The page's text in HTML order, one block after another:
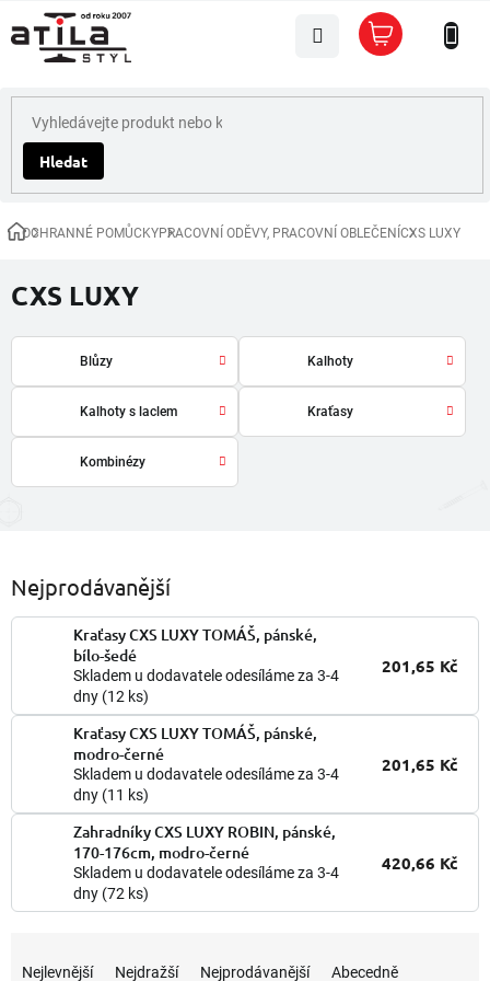
na
obsah
Hledat
Nákupní
košík
DomůOCHRANNÉ POMŮCKYPRACOVNÍ ODĚVY, PRACOVNÍ OBLEČENÍCXS LUXY
CXS LUXY
Blůzy Kalhoty
Kalhoty s laclem Kraťasy
Kombinézy
Nejprodávanější
Kraťasy CXS LUXY TOMÁŠ, pánské,
bílo-šedé
Skladem u dodavatele odesíláme za 3-4
dny (12 ks)
201,65 Kč
Kraťasy CXS LUXY TOMÁŠ, pánské,
modro-černé
Skladem u dodavatele odesíláme za 3-4
dny (11 ks)
201,65 Kč
Zahradníky CXS LUXY ROBIN, pánské,
170-176cm, modro-černé
Skladem u dodavatele odesíláme za 3-4
dny (72 ks)
420,66 Kč
Nejlevnější Nejdražší Nejprodávanější Abecedně